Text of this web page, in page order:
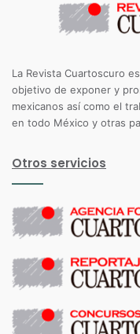
La Revista Cuartoscuro
objetivo de exponer y
mexicanos así como el
en todo México y otras
Otros servicios